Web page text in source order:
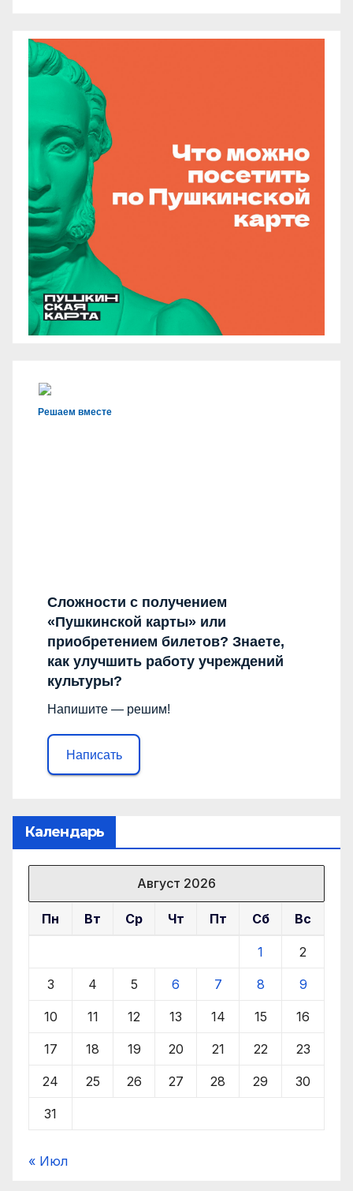
Решаем вместе
Сложности с получением
«Пушкинской карты» или
приобретением билетов? Знаете,
как улучшить работу учреждений
культуры?
Напишите — решим!
Написать
Календарь
Август 2026
Пн Вт Ср Чт Пт Сб Вс
1 2
3 4 5 6 7 8 9
10 11 12 13 14 15 16
17 18 19 20 21 22 23
24 25 26 27 28 29 30
31
« Июл